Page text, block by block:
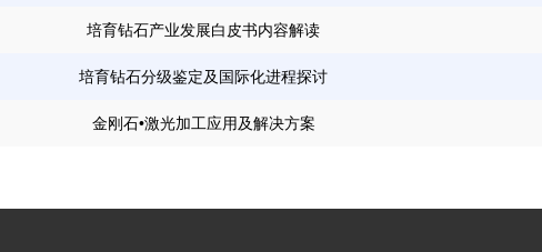
培育钻石产业发展白皮书内容解读
培育钻石分级鉴定及国际化进程探讨
金刚石•激光加工应用及解决方案